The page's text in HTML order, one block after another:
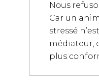
Nous
Car un
stressé
médiateur,
plus